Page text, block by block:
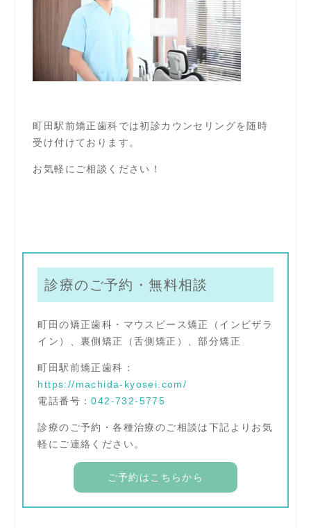
町田駅前矯正歯科では初診カウンセリングを随時
受け付けております。
お気軽にご相談ください！
診療のご予約・無料相談
町田の矯正歯科・マウスピース矯正（インビザラ
イン）、裏側矯正（舌側矯正）、部分矯正
町田駅前矯正歯科：
https://machida-kyosei.com/
電話番号：042-732-5775
診療のご予約・各種治療のご相談は下記よりお気
軽にご連絡ください。
ご予約はこちらから